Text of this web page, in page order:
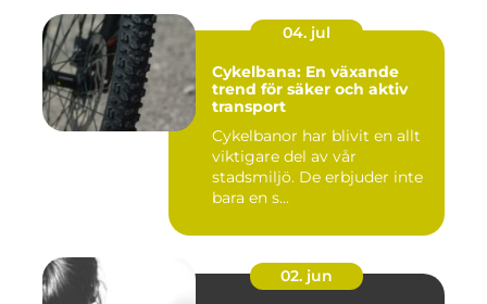
04. jul
Cykelbana: En växande
trend för säker och aktiv
transport
Cykelbanor har blivit en allt
viktigare del av vår
stadsmiljö. De erbjuder inte
bara en s...
02. jun